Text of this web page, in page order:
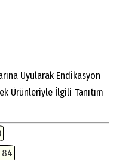
Uyularak Endikasyon
Ürünleriyle İlgili Tanıtım
84